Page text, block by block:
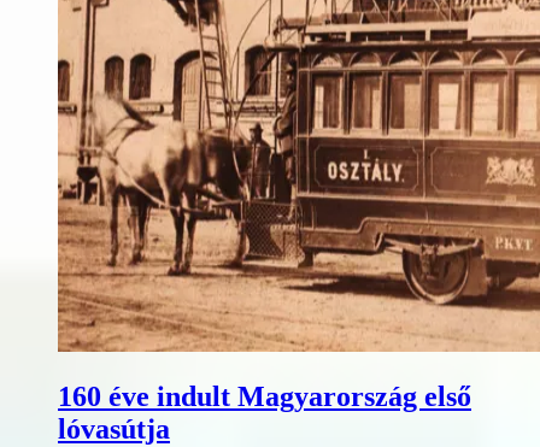
160 éve indult Magyarország első
lóvasútja